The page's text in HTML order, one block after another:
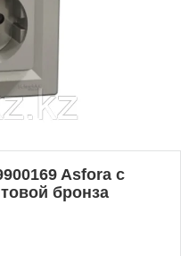
Asfora с
бронза